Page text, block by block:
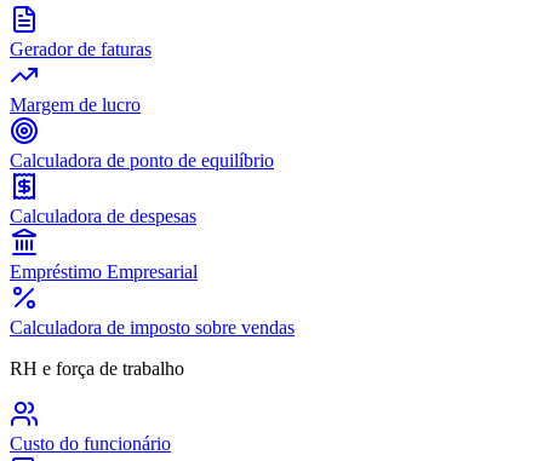
Gerador de faturas
Margem de lucro
Calculadora de ponto de equilíbrio
Calculadora de despesas
Empréstimo Empresarial
Calculadora de imposto sobre vendas
RH e força de trabalho
Custo do funcionário